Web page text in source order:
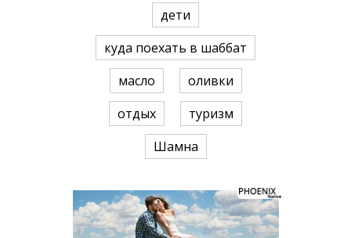
дети
куда поехать в шаббат
масло
оливки
отдых
туризм
Шамна